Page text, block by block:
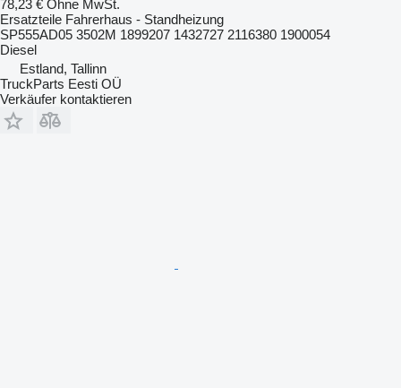
78,23 € Ohne MwSt.
Ersatzteile Fahrerhaus - Standheizung
SP555AD05 3502M 1899207 1432727 2116380 1900054
Diesel
Estland, Tallinn
TruckParts Eesti OÜ
Verkäufer kontaktieren